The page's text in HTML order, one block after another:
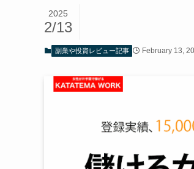
2025
2/13
副業や投資レビュー記事 February 13,